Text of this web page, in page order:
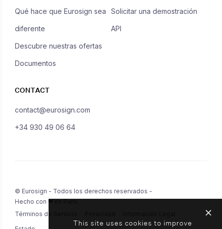
Qué hace que Eurosign sea
diferente
Descubre nuestras ofertas
Documentos
Solicitar una demostración
API
CONTACT
contact@eurosign.com
+34 930 49 06 64
© Eurosign - Todos los derechos reservados -
Hecho con ❤ en París
Términos de Servicio
This site uses cookies to improve